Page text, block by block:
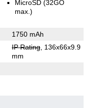
MicroSD (32GO
max.)
1750 mAh
IP Rating, 136x66x9.9
mm